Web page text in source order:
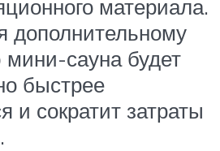
материала.
дополнительному
сауна будет
быстрее
и сократит затраты